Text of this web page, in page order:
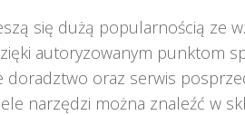
się dużą popularnością ze
autoryzowanym punktom
doradztwo oraz serwis
narzędzi można znaleźć w